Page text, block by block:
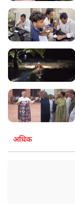
अधिक